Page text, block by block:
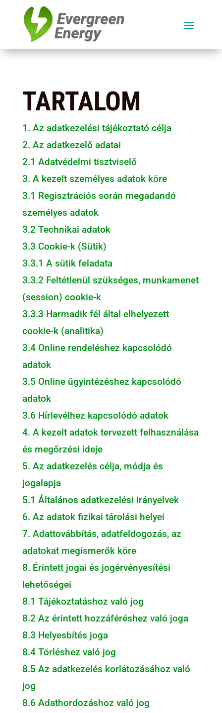
TARTALOM
1. Az adatkezelési tájékoztató célja
2. Az adatkezelő adatai
2.1 Adatvédelmi tisztviselő
3. A kezelt személyes adatok köre
3.1 Regisztrációs során megadandó
személyes adatok
3.2 Technikai adatok
3.3 Cookie-k (Sütik)
3.3.1 A sütik feladata
3.3.2 Feltétlenül szükséges, munkamenet
(session) cookie-k
3.3.3 Harmadik fél által elhelyezett
cookie-k (analitika)
3.4 Online rendeléshez kapcsolódó
adatok
3.5 Online ügyintézéshez kapcsolódó
adatok
3.6 Hírlevélhez kapcsolódó adatok
4. A kezelt adatok tervezett felhasználása
és megőrzési ideje
5. Az adatkezelés célja, módja és
jogalapja
5.1 Általános adatkezelési irányelvek
6. Az adatok fizikai tárolási helyei
7. Adattovábbítás, adatfeldogozás, az
adatokat megismerők köre
8. Érintett jogai és jogérvényesítési
lehetőségei
8.1 Tájékoztatáshoz való jog
8.2 Az érintett hozzáféréshez való joga
8.3 Helyesbítés joga
8.4 Törléshez való jog
8.5 Az adatkezelés korlátozásához való
jog
8.6 Adathordozáshoz való jog